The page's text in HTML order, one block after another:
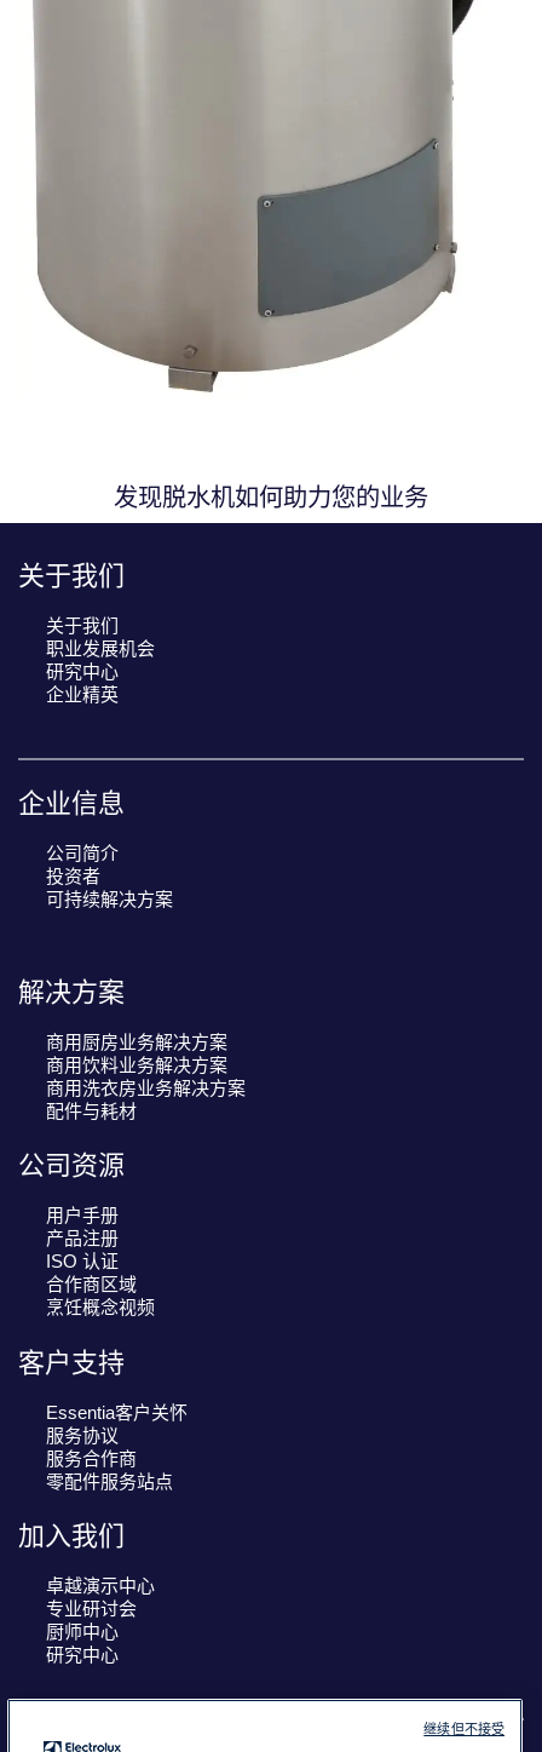
发现脱水机如何助力您的业务
关于我们
关于我们
职业发展机会
研究中心
企业精英
企业信息
公司简介
投资者
可持续解决方案
解决方案
商用厨房业务解决方案
商用饮料业务解决方案
商用洗衣房业务解决方案
配件与耗材
公司资源
用户手册
产品注册
ISO 认证
合作商区域
烹饪概念视频
客户支持
Essentia客户关怀
服务协议
服务合作商
零配件服务站点
加入我们
卓越演示中心
专业研讨会
厨师中心
研究中心
继续但不接受